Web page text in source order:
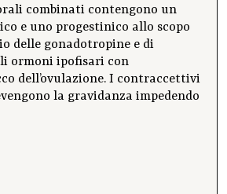
combinati contengono un
e uno progestinico allo scopo
delle gonadotropine e di
ormoni ipofisari con
dell’ovulazione. I contraccettivi
la gravidanza impedendo